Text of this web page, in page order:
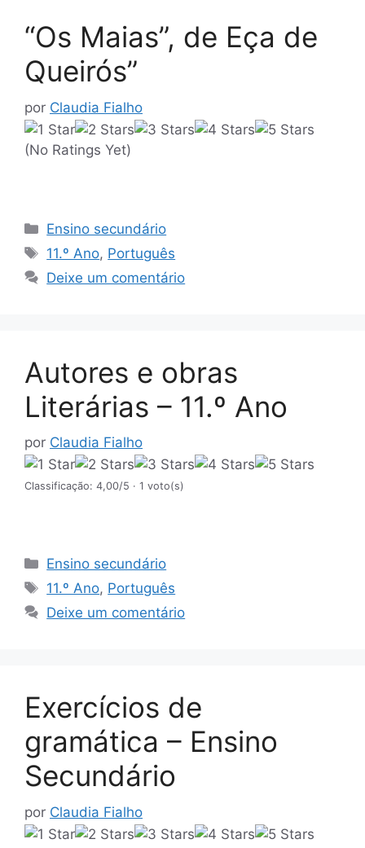
“Os Maias”, de Eça de
Queirós”
por Claudia Fialho
(No Ratings Yet)
Categorias
Ensino secundário
Etiquetas
11.º Ano, Português
Deixe um comentário
Autores e obras
Literárias – 11.º Ano
por Claudia Fialho
Classificação: 4,00/5 · 1 voto(s)
Categorias
Ensino secundário
Etiquetas
11.º Ano, Português
Deixe um comentário
Exercícios de
gramática – Ensino
Secundário
por Claudia Fialho